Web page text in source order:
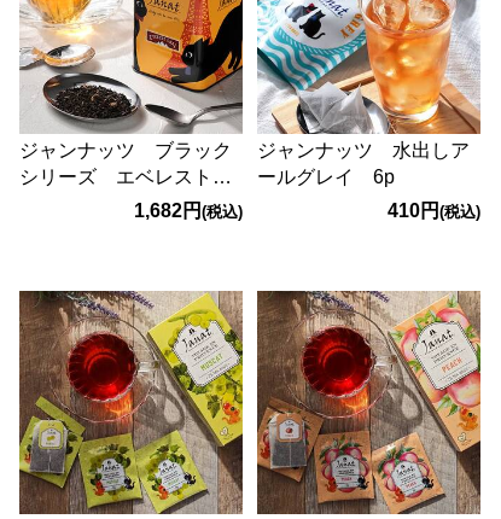
ジャンナッツ ブラック
シリーズ エベレストチ
1,682円(税込)
ジャンナッツ 水出しア
ールグレイ 6p
410円 (税込)